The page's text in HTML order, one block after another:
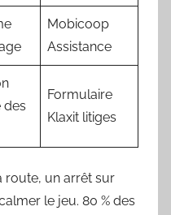
Mobicoop
Assistance
des
Formulaire
Klaxit litiges
route, un arrêt sur
le jeu. 80 % des